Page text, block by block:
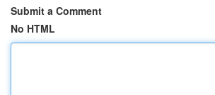
Submit a Comment
No HTML